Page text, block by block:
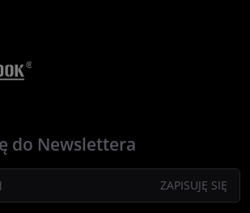
do Newslettera